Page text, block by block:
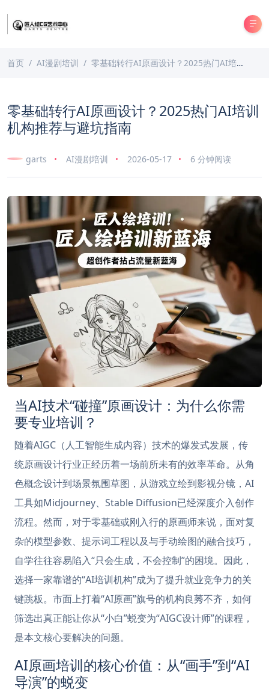
首页 AI漫剧培训 零基础转行AI原画设计？2025热门AI培训机构推荐与避坑指南
零基础转行AI原画设计？2025热门AI培训
机构推荐与避坑指南
garts AI漫剧培训 2026-05-17 6 分钟阅读
当AI技术“碰撞”原画设计：为什么你需
要专业培训？
随着AIGC（人工智能生成内容）技术的爆发式发展，传
统原画设计行业正经历着一场前所未有的效率革命。从角
色概念设计到场景氛围草图，从游戏立绘到影视分镜，AI
工具如Midjourney、Stable Diffusion已经深度介入创作
流程。然而，对于零基础或刚入行的原画师来说，面对复
杂的模型参数、提示词工程以及与手动绘图的融合技巧，
自学往往容易陷入“只会生成，不会控制”的困境。因此，
选择一家靠谱的“AI培训机构”成为了提升就业竞争力的关
键跳板。市面上打着“AI原画”旗号的机构良莠不齐，如何
筛选出真正能让你从“小白”蜕变为“AIGC设计师”的课程，
是本文核心要解决的问题。
AI原画培训的核心价值：从“画手”到“AI
导演”的蜕变